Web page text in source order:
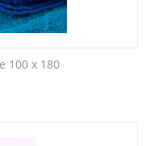
100 x 180